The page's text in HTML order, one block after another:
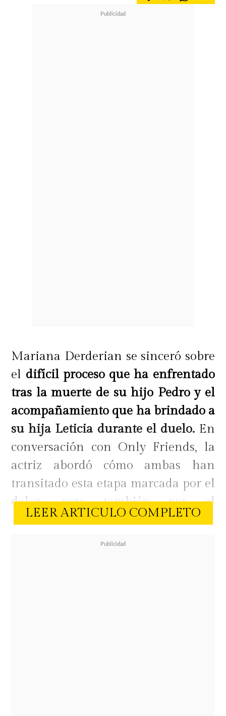
Mariana Derderian se sinceró sobre
el difícil proceso que ha enfrentado
tras la muerte de su hijo Pedro y el
acompañamiento que ha brindado a
su hija Leticia durante el duelo.En
conversación con Only Friends, la
actriz abordó cómo ambas han
transitado esta etapa marcada por el
dolor, pero también por el
aprendizaje y la contención mutua.
LEER ARTICULO COMPLETO